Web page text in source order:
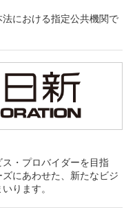
における指定公共機関で
・プロバイダーを目指
にあわせた、新たなビジ
ります。